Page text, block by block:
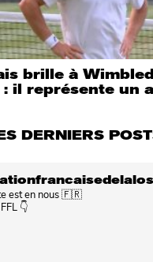
brille à
il représente un
DERNIERS
est en nous 🇫🇷
👇